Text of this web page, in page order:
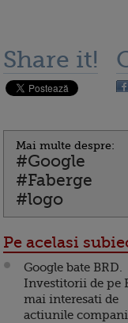
Share it!
Mai multe despre:
#Google
#Faberge
#logo
Pe acelasi
Google bate BRD.
Investitorii de pe
mai interesati de
actiunile